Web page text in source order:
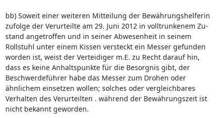
bb) Soweit einer weiteren Mitteilung der Bewährungshelferin
zufolge der Verurteilte am 29. Juni 2012 in volltrunkenem Zu-
stand angetroffen und in seiner Abwesenheit in seinem
Rollstuhl unter einem Kissen versteckt ein Messer gefunden
worden ist, weist der Verteidiger m.E. zu Recht darauf hin,
dass es keine Anhaltspunkte für die Besorgnis gibt, der
Beschwerdeführer habe das Messer zum Drohen oder
ähnlichem einsetzen wollen; solches oder vergleichbares
Verhalten des Verurteilten . während der Bewährungszeit ist
nicht bekannt geworden.